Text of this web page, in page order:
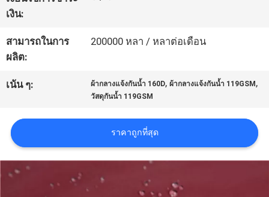
ข่าว
คดี
COMPANY
NEWS
แผนผัง
เงิน:
สามารถในการ
ผลิต:
200000 หลา / หลาต่อเดือน
เน้น ๆ: ผ้ากลางแจ้งกันน้ำ 160D,ผ้ากลางแจ้งกันน้ำ 119GSM ,
วัสดุกันน้ำ 119GSM
ราคาถูกที่สุด